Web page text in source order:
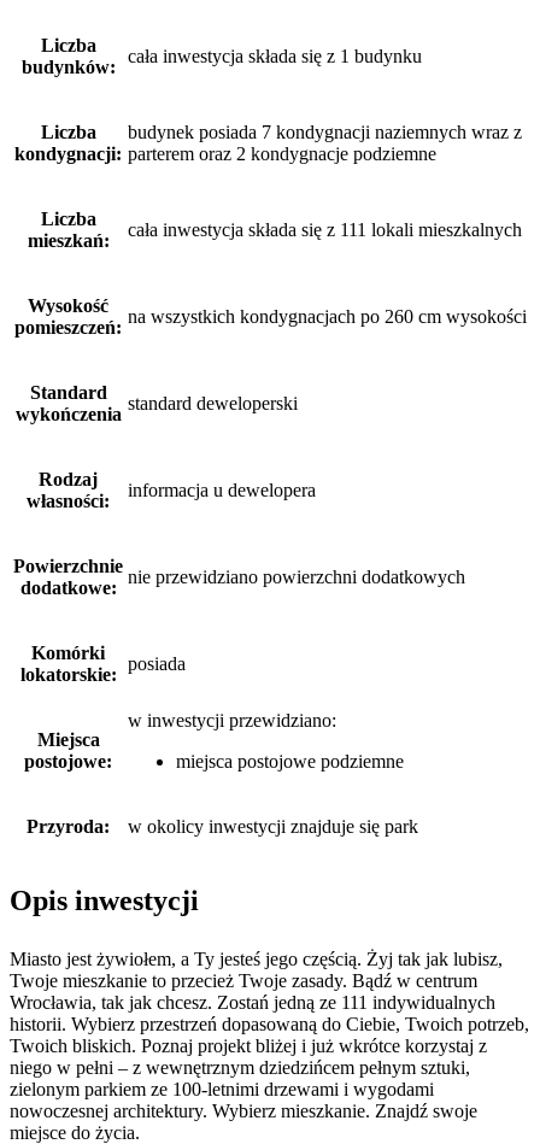
Liczba
budynków:
cała inwestycja składa się z 1 budynku
Liczba
kondygnacji:
budynek posiada 7 kondygnacji naziemnych wraz z
parterem oraz 2 kondygnacje podziemne
Liczba
mieszkań:
cała inwestycja składa się z 111 lokali mieszkalnych
Wysokość
pomieszczeń:
na wszystkich kondygnacjach po 260 cm wysokości
Standard
wykończenia
standard deweloperski
Rodzaj
własności:
informacja u dewelopera
Powierzchnie
dodatkowe:
nie przewidziano powierzchni dodatkowych
Komórki
lokatorskie:
posiada
Miejsca
postojowe:
w inwestycji przewidziano:
miejsca postojowe podziemne
Przyroda: w okolicy inwestycji znajduje się park
Opis inwestycji
Miasto jest żywiołem, a Ty jesteś jego częścią. Żyj tak jak lubisz,
Twoje mieszkanie to przecież Twoje zasady. Bądź w centrum
Wrocławia, tak jak chcesz. Zostań jedną ze 111 indywidualnych
historii. Wybierz przestrzeń dopasowaną do Ciebie, Twoich potrzeb,
Twoich bliskich. Poznaj projekt bliżej i już wkrótce korzystaj z
niego w pełni – z wewnętrznym dziedzińcem pełnym sztuki,
zielonym parkiem ze 100-letnimi drzewami i wygodami
nowoczesnej architektury. Wybierz mieszkanie. Znajdź swoje
miejsce do życia.